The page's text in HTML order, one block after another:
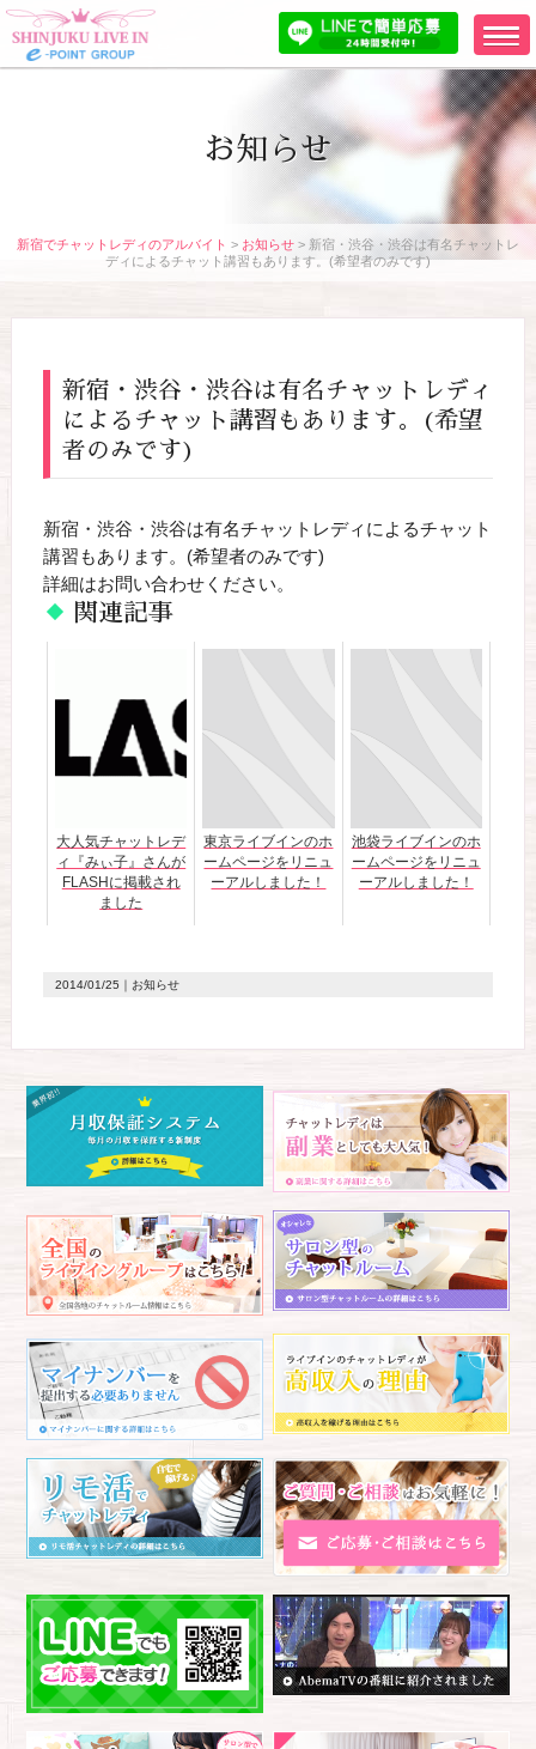
お知らせ
新宿でチャットレディのアルバイト > お知らせ > 新宿・渋谷・渋谷は有名チャットレ
ディによるチャット講習もあります。(希望者のみです)
新宿・渋谷・渋谷は有名チャットレディ
によるチャット講習もあります。(希望
者のみです)
新宿・渋谷・渋谷は有名チャットレディによるチャット
講習もあります。(希望者のみです)
詳細はお問い合わせください。
関連記事
大人気チャットレデ
ィ『みぃ子』さんが
FLASHに掲載され
ました
東京ライブインのホ
ームページをリニュ
ーアルしました！
池袋ライブインのホ
ームページをリニュ
ーアルしました！
2014/01/25｜お知らせ